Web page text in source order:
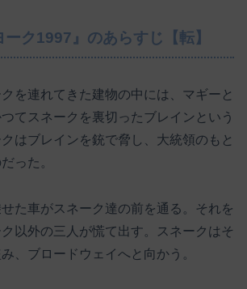
ク1997』のあらすじ【転】
を連れてきた建物の中には、マギーと
てスネークを裏切ったブレインという
はブレインを銃で脅し、大統領のもと
った。
た車がスネーク達の前を通る。それを
以外の三人が慌て出す。スネークはそ
、ブロードウェイへと向かう。